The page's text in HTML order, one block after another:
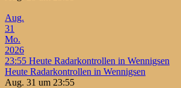
Aug.
31
Mo.
2026
23:55 Heute Radarkontrollen in Wennigsen
Heute Radarkontrollen in Wennigsen
Aug. 31 um 23:55